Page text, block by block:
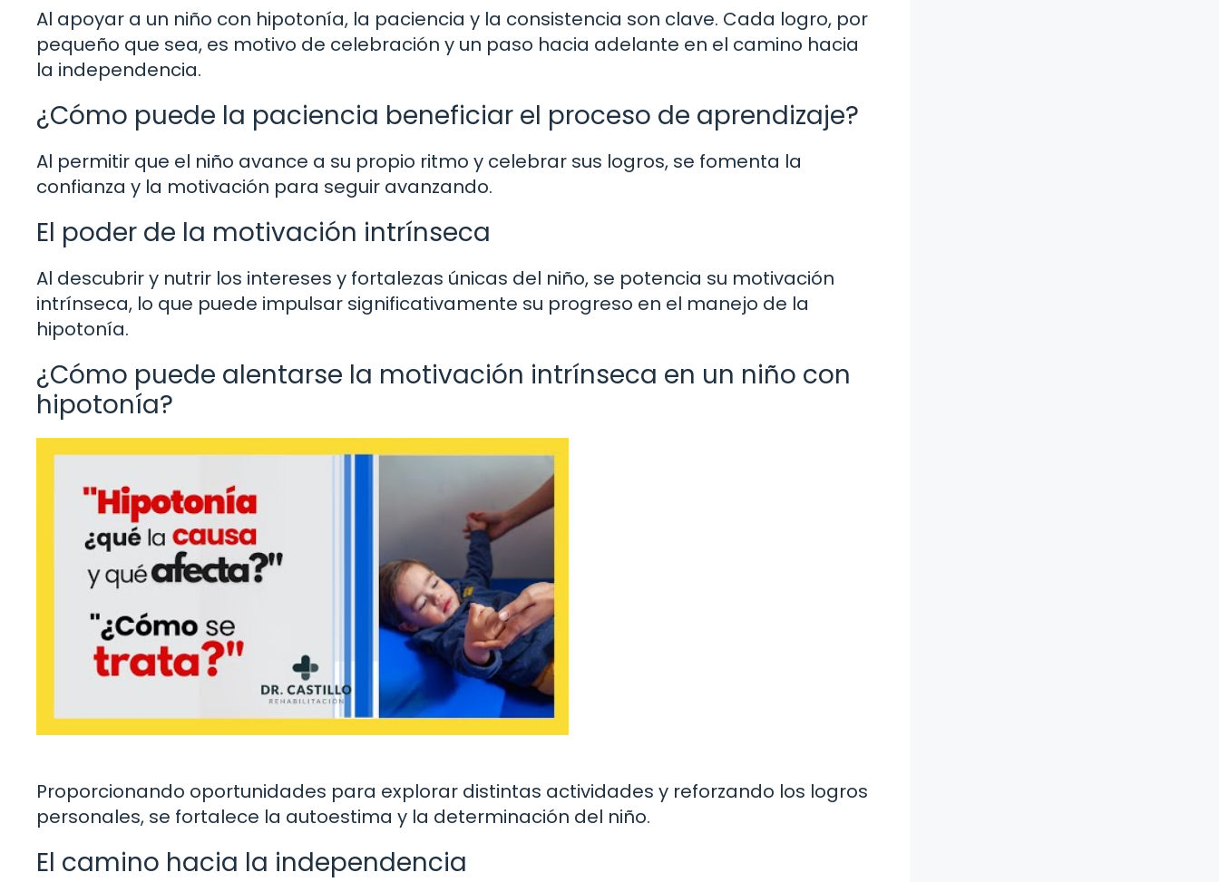
Al apoyar a un niño con hipotonía, la paciencia y la consistencia son clave. Cada logro, por
pequeño que sea, es motivo de celebración y un paso hacia adelante en el camino hacia
la independencia.
¿Cómo puede la paciencia beneficiar el proceso de aprendizaje?
Al permitir que el niño avance a su propio ritmo y celebrar sus logros, se fomenta la
confianza y la motivación para seguir avanzando.
El poder de la motivación intrínseca
Al descubrir y nutrir los intereses y fortalezas únicas del niño, se potencia su motivación
intrínseca, lo que puede impulsar significativamente su progreso en el manejo de la
hipotonía.
¿Cómo puede alentarse la motivación intrínseca en un niño con
hipotonía?
Proporcionando oportunidades para explorar distintas actividades y reforzando los logros
personales, se fortalece la autoestima y la determinación del niño.
El camino hacia la independencia